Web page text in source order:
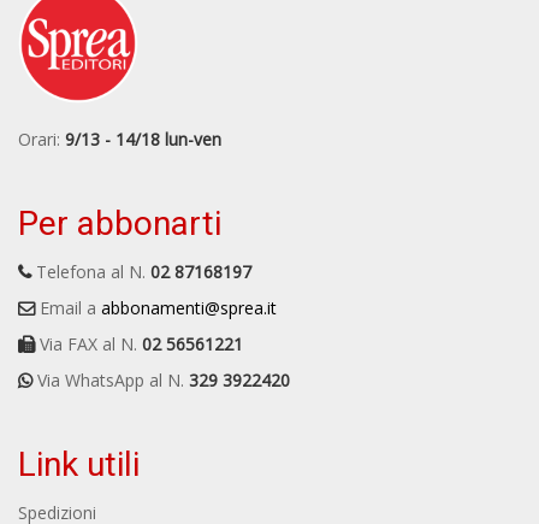
Orari: 9/13 - 14/18 lun-ven
Per abbonarti
Telefona al N. 02 87168197
Email a abbonamenti@sprea.it
Via FAX al N. 02 56561221
Via WhatsApp al N. 329 3922420
Link utili
Spedizioni